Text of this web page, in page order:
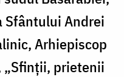
Sfântului Andrei
Arhiepiscop
„Sfinții, prietenii